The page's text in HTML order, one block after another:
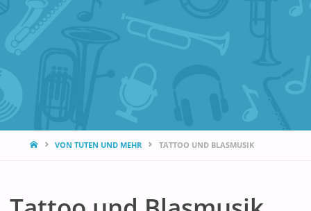
STARTVON TUTEN UND MEHR TATTOO UND BLASMUSIK